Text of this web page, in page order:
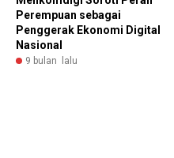
Perempuan sebagai
Penggerak Ekonomi Digital
Nasional
9 bulan lalu